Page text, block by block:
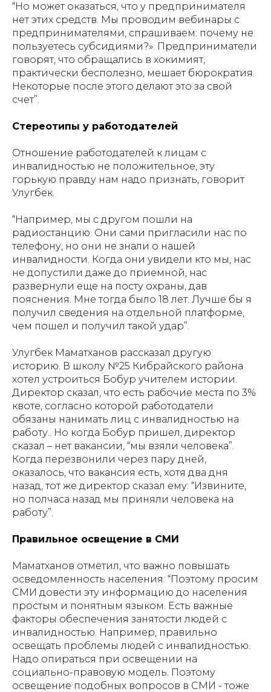
“Но может оказаться, что у предпринимателя
нет этих средств. Мы проводим вебинары с
предпринимателями, спрашиваем: почему не
пользуетесь субсидиями?». Предприниматели
говорят, что обращались в хокимият,
практически бесполезно, мешает бюрократия.
Некоторые после этого делают это за свой
счет”.
Стереотипы у работодателей
Отношение работодателей к лицам с
инвалидностью не положительное, эту
горькую правду нам надо признать, говорит
Улугбек.
“Например, мы с другом пошли на
радиостанцию. Они сами пригласили нас по
телефону, но они не знали о нашей
инвалидности. Когда они увидели кто мы, нас
не допустили даже до приемной, нас
развернули еще на посту охраны, дав
пояснения. Мне тогда было 18 лет. Лучше бы я
получил сведения на отдельной платформе,
чем пошел и получил такой удар”.
Улугбек Маматханов рассказал другую
историю. В школу №25 Кибрайского района
хотел устроиться Бобур учителем истории.
Директор сказал, что есть рабочие места по 3%
квоте, согласно которой работодатели
обязаны нанимать лиц с инвалидностью на
работу.. Но когда Бобур пришел, директор
сказал – нет вакансии, “мы взяли человека”.
Когда перезвонили через пару дней,
оказалось, что вакансия есть, хотя два дня
назад, тот же директор сказал ему: “Извините,
но полчаса назад мы приняли человека на
работу”.
Правильное освещение в СМИ
Маматханов отметил, что важно повышать
осведомленность населения: “Поэтому просим
СМИ довести эту информацию до населения
простым и понятным языком. Есть важные
факторы обеспечения занятости людей с
инвалидностью. Например, правильно
освещать проблемы людей с инвалидностью.
Надо опираться при освещении на
социально-правовую модель. Поэтому
освещение подобных вопросов в СМИ - тоже